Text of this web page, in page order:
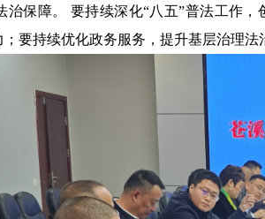
治保障。 要持续深化“八五”普法工作
要持续优化政务服务，提升基层治理